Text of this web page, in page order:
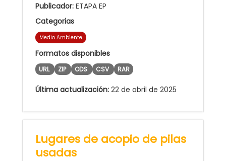
Publicador: ETAPA EP
Categorias
Medio Ambiente
Formatos disponibles
URL ZIP ODS CSV RAR
Última actualización: 22 de abril de 2025
Lugares de acopio de pilas
usadas